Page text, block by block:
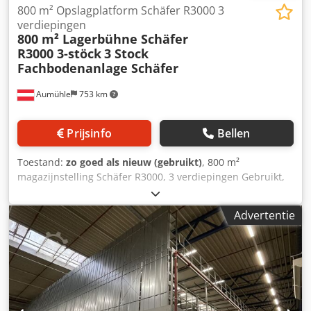
Aumühle 753 km
800 m² Opslagplatform Schäfer R3000 3
verdiepingen
800 m² Lagerbühne Schäfer
R3000 3-stöck3 Stock
Fachbodenanlage Schäfer
Prijsinfo Bellen
Toestand: zo goed als nieuw (gebruikt), 800 m²
magazijnstelling Schäfer R3000, 3 verdiepingen Gebruikt,
in uitstekende staat, zo goed als nieuw, zie foto's 3
verdiepingen tellende stelling van Schäfer Inclusief lift
Fabrikant: SCHÄFER R3000 CAD-planning en montage 3
verdiepingen Gedeeltelijke verkoop mogelijk Vraagprijs: op
aanvraag! Product is op voorraad. Transport en montage
mogelijk op aanvraag. Bezichtiging mogelijk na afspraak.
Meer informatie op aanvraag. Altijd meer dan 5000 meter
palletrekken van verschillende fabrikanten op voorraad.
(Wijzigingen en fouten in de technische gegevens,
Advertentie